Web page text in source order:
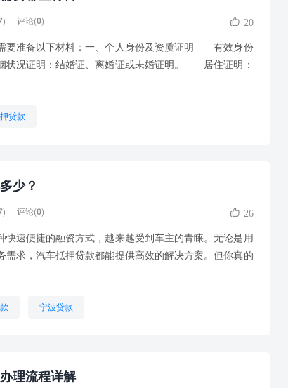
评论(0) 20
准备以下材料：一、个人身份及资质证明 有效身份
况证明：结婚证、离婚证或未婚证明。 居住证明：
贷款
少？
评论(0) 26
速便捷的融资方式，越来越受到车主的青睐。无论是用
需求，汽车抵押贷款都能提供高效的解决方案。但你真的
宁波贷款
理流程详解